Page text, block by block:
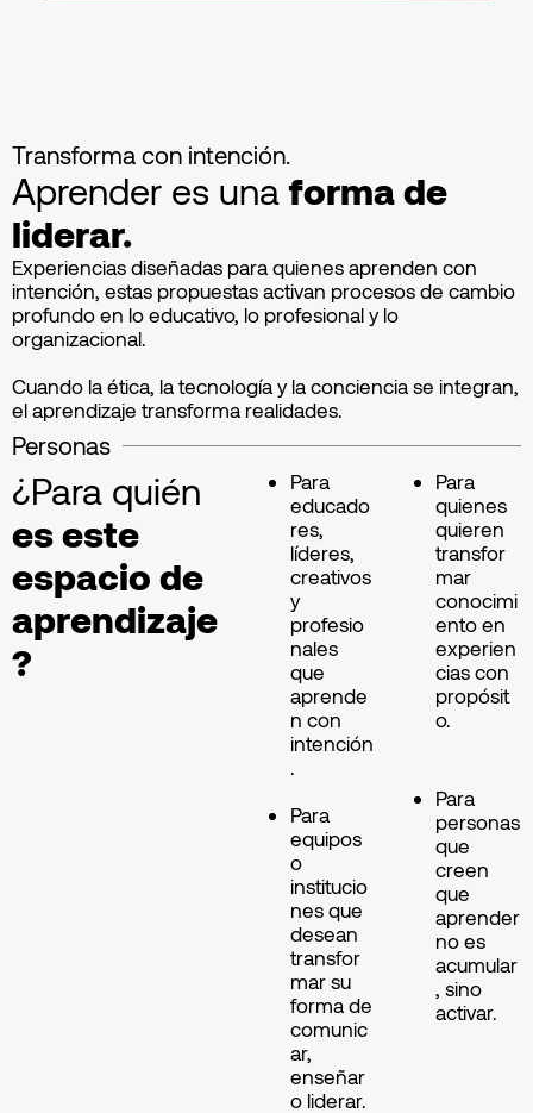
Transforma con intención.
Aprender es unaforma de
liderar.
Experiencias diseñadas para quienes aprenden con
intención, estas propuestas activan procesos de cambio
profundo en lo educativo, lo profesional y lo
organizacional.
Cuando la ética, la tecnología y la conciencia se integran,
el aprendizaje transforma realidades.
Personas
¿Para quién
es este
espacio de
aprendizaje
?
Para
educado
res,
líderes,
creativos
y
profesio
nales
que
aprende
n con
intención
.
Para
equipos
o
institucio
nes que
desean
transfor
mar su
forma de
comunic
ar,
enseñar
o liderar.
Para
quienes
quieren
transfor
mar
conocimi
ento en
experien
cias con
propósit
o.
Para
personas
que
creen
que
aprender
no es
acumular
, sino
activar.